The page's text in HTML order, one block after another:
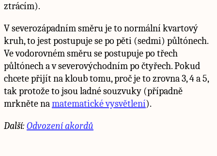
ztrácím).
V severozápadním směru je to normální kvartový
kruh, to jest postupuje se po pěti (sedmi) půltónech.
Ve vodorovném směru se postupuje po třech
půltónech a v severovýchodním po čtyřech. Pokud
chcete přijít na kloub tomu, proč je to zrovna 3, 4 a 5,
tak protože to jsou ladné souzvuky (případně
mrkněte namatematické vysvětlení).
Další: Odvození akordů